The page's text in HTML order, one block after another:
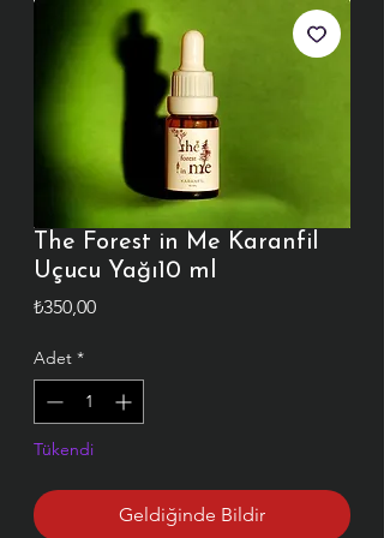
The Forest in Me Karanfil
Uçucu Yağı10 ml
₺350,00Fiyat
Adet *
Tükendi
Geldiğinde Bildir